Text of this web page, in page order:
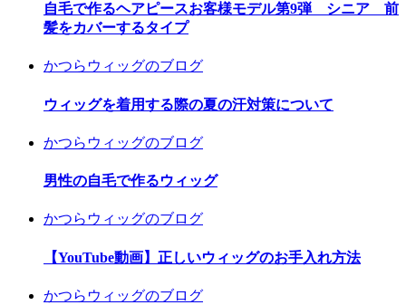
自毛で作るヘアピースお客様モデル第9弾 シニア 前
髪をカバーするタイプ
かつらウィッグのブログ
ウィッグを着用する際の夏の汗対策について
かつらウィッグのブログ
男性の自毛で作るウィッグ
かつらウィッグのブログ
【YouTube動画】正しいウィッグのお手入れ方法
かつらウィッグのブログ